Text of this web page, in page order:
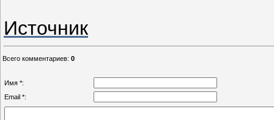
Источник
Всего комментариев: 0
Имя *:
Email *: